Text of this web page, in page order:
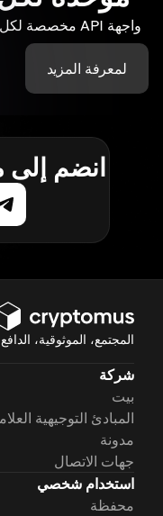
واجهة API مخصصة لكل أداة. بسيطة، سريعة، وموثقة بالكامل
لمعرفة المزيد
انضم
المجتمع، الموثوقية،
شركة
بيت
المبادئ التوجيهية
مدونة
جهات الاتصال
استخدام شخصي
محفظة